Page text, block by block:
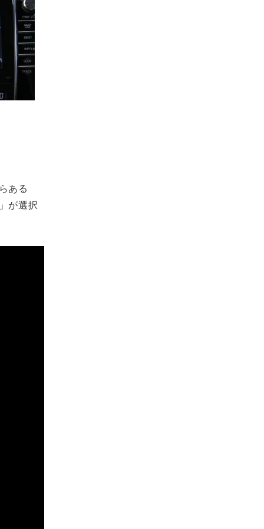
ある
が選択